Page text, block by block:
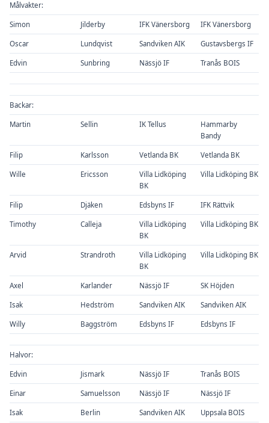
Målvakter:
Simon Jilderby IFK Vänersborg IFK Vänersborg
Oscar Lundqvist Sandviken AIK Gustavsbergs IF
Edvin Sunbring Nässjö IF Tranås BOIS
Backar:
Martin Sellin IK Tellus
Hammarby
Bandy
Filip Karlsson Vetlanda BK Vetlanda BK
Wille Ericsson
Villa Lidköping
BK
Villa Lidköping BK
Filip Djäken Edsbyns IF IFK Rättvik
Timothy Calleja
Villa Lidköping
BK
Villa Lidköping BK
Arvid Strandroth
Villa Lidköping
BK
Villa Lidköping BK
Axel Karlander Nässjö IF SK Höjden
Isak Hedström Sandviken AIK Sandviken AIK
Willy Baggström Edsbyns IF Edsbyns IF
Halvor:
Edvin Jismark Nässjö IF Tranås BOIS
Einar Samuelsson Nässjö IF Nässjö IF
Isak Berlin Sandviken AIK Uppsala BOIS